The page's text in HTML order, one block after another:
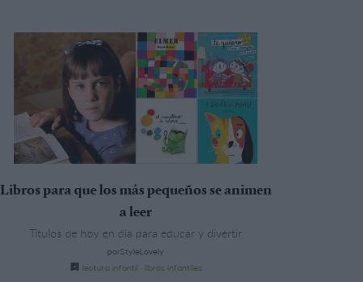
Libros para que los más pequeños se animen
a leer
Títulos de hoy en día para educar y divertir
porStyleLovely
lectura infantil· libros infantiles